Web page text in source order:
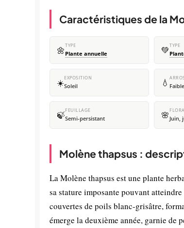
Caractéristiques de la
🌼TYPE
Plante annuelle 💚TYPE
☀️EXPOSITION
Soleil 💧
🍃FEUILLAGE
Semi-persistant 🌸 Juin,
Molène thapsus :
La Molène thapsus est une plante
sa stature imposante pouvant
couvertes de poils blanc-grisâtre,
émerge la deuxième année, garnie de